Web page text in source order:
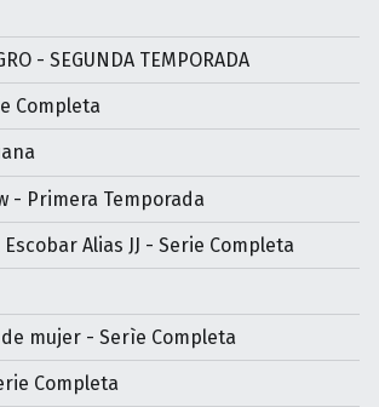
- SEGUNDA TEMPORADA
Completa
- Primera Temporada
Alias JJ - Serie Completa
mujer - Serìe Completa
Completa